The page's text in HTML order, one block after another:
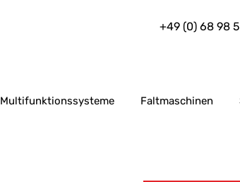
+49 (0) 68 98
Multifunktionssysteme Faltmaschinen